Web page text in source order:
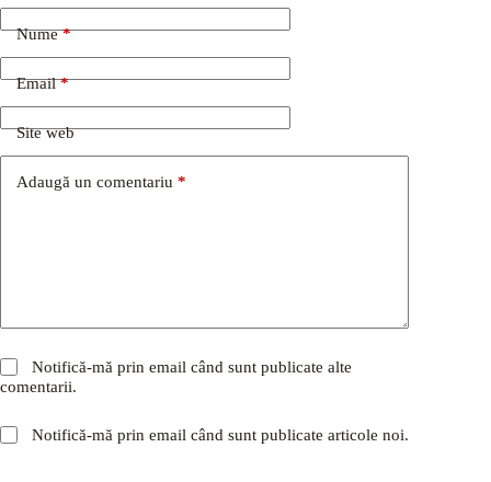
Nume*
Email*
Site web
Adaugă un comentariu *
Notifică-mă prin email când sunt publicate alte
comentarii.
Notifică-mă prin email când sunt publicate articole noi.